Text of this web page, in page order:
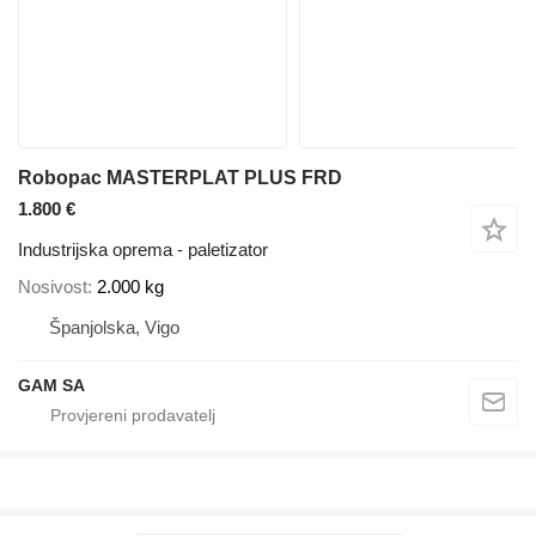
Robopac MASTERPLAT PLUS FRD
1.800 €
Industrijska oprema - paletizator
Nosivost 2.000 kg
Španjolska, Vigo
GAM SA